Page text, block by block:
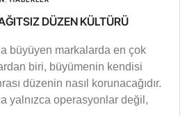
DÜZEN KÜLTÜRÜ
büyüyen markalarda en çok
biri, büyümenin kendisi
düzenin nasıl korunacağıdır.
yalnızca operasyonlar değil,